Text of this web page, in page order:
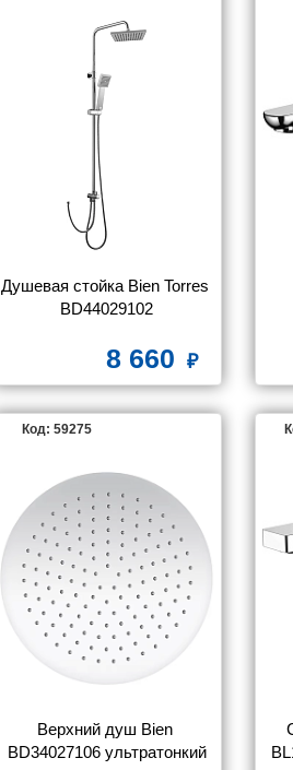
Душевая стойка Bien Torres
BD44029102
8 660
Код: 59275
Верхний душ Bien
BD34027106 ультратонкий